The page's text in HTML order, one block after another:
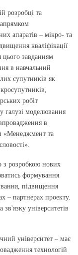
розробці та
апаратів – мікро- та
кваліфікації
цього завданням
в навчальний
супутників як
робіт
галузі моделювання
в
«Менеджмент та
з розробкою нових
формування
підвищення
– партнерах проекту.
університетів
університет – має
технологій